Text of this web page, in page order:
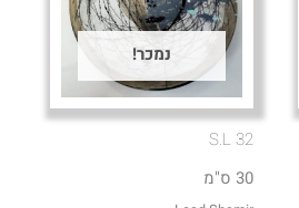
נמכר!
S.L 32
30 ס"מ